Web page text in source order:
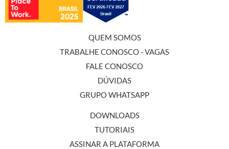
QUEM SOMOS
TRABALHE CONOSCO - VAGAS
FALE CONOSCO
DÚVIDAS
GRUPO WHATSAPP
DOWNLOADS
TUTORIAIS
ASSINAR A PLATAFORMA